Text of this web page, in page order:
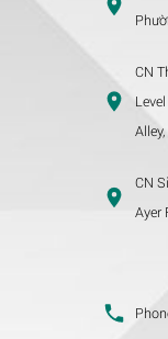
CN
CN
Ayer